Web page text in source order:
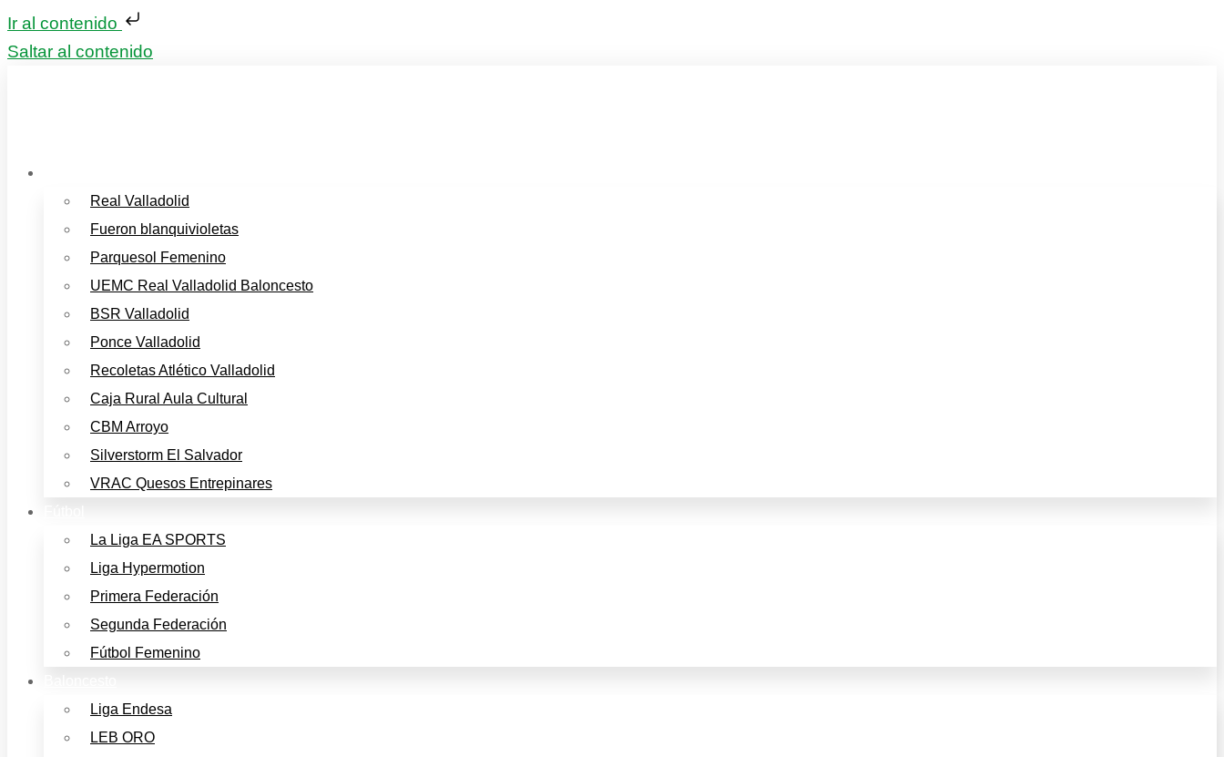
Ir al contenido
Saltar al contenido
Real Valladolid
Fueron blanquivioletas
Parquesol Femenino
UEMC Real Valladolid Baloncesto
BSR Valladolid
Ponce Valladolid
Recoletas Atlético Valladolid
Caja Rural Aula Cultural
CBM Arroyo
Silverstorm El Salvador
VRAC Quesos Entrepinares
La Liga EA SPORTS
Liga Hypermotion
Primera Federación
Segunda Federación
Fútbol Femenino
Liga Endesa
LEB ORO